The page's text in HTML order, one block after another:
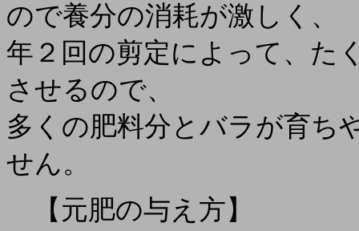
ので養分の消耗が激しく、
年２回の剪定によって、た
させるので、
多くの肥料分とバラが育ち
せん。
【元肥の与え方】